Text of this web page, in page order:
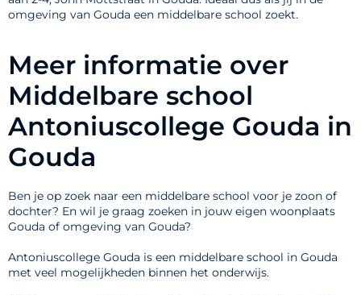
omgeving van Gouda een middelbare school zoekt.
Meer informatie over
Middelbare school
Antoniuscollege Gouda in
Gouda
Ben je op zoek naar een middelbare school voor je zoon of
dochter? En wil je graag zoeken in jouw eigen woonplaats
Gouda of omgeving van Gouda?
Antoniuscollege Gouda is een middelbare school in Gouda
met veel mogelijkheden binnen het onderwijs.